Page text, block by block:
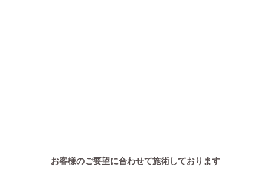
お客様のご要望に合わせて施術しております